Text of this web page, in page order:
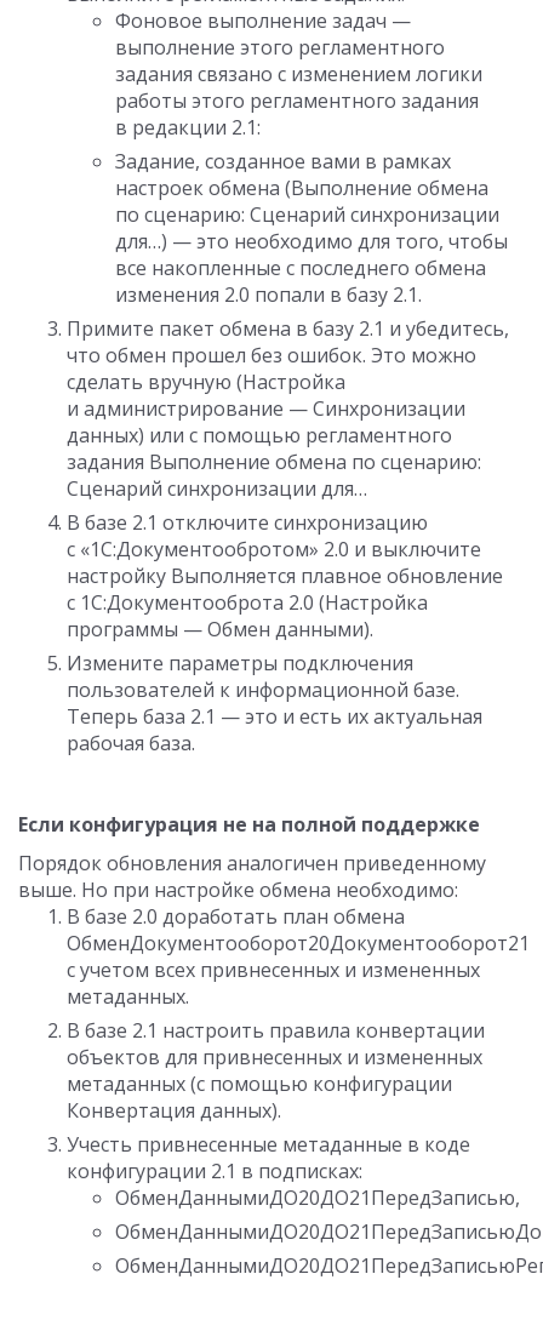
Фоновое выполнение задач —
выполнение этого регламентного
задания связано с изменением логики
работы этого регламентного задания
в редакции 2.1:
Задание, созданное вами в рамках
настроек обмена (Выполнение обмена
по сценарию: Сценарий синхронизации
для…) — это необходимо для того, чтобы
все накопленные с последнего обмена
изменения 2.0 попали в базу 2.1.
Примите пакет обмена в базу 2.1 и убедитесь,
что обмен прошел без ошибок. Это можно
сделать вручную (Настройка
и администрирование — Синхронизации
данных) или с помощью регламентного
задания Выполнение обмена по сценарию:
Сценарий синхронизации для…
В базе 2.1 отключите синхронизацию
с «1С:Документообротом» 2.0 и выключите
настройку Выполняется плавное обновление
с 1С:Документооброта 2.0 (Настройка
программы — Обмен данными).
Измените параметры подключения
пользователей к информационной базе.
Теперь база 2.1 — это и есть их актуальная
рабочая база.
Если конфигурация не на полной поддержке
Порядок обновления аналогичен приведенному
выше. Но при настройке обмена необходимо:
В базе 2.0 доработать план обмена
ОбменДокументооборот20Документооборот21
с учетом всех привнесенных и измененных
метаданных.
В базе 2.1 настроить правила конвертации
объектов для привнесенных и измененных
метаданных (с помощью конфигурации
Конвертация данных).
Учесть привнесенные метаданные в коде
конфигурации 2.1 в подписках:
ОбменДаннымиДО20ДО21ПередЗаписью,